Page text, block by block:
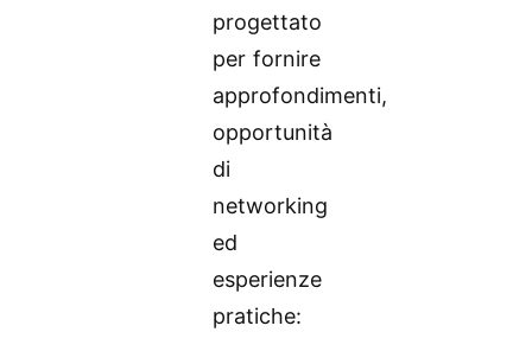
progettato
per fornire
approfondimenti,
opportunità
di
networking
ed
esperienze
pratiche: